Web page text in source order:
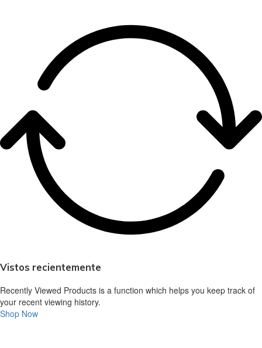
Vistos recientemente
Recently Viewed Products is a function which helps you keep track of
your recent viewing history.
Shop Now